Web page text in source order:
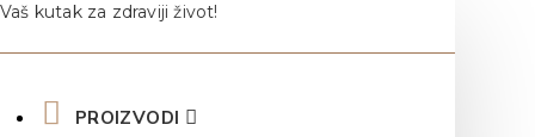
Vaš kutak za zdraviji život!
PROIZVODI